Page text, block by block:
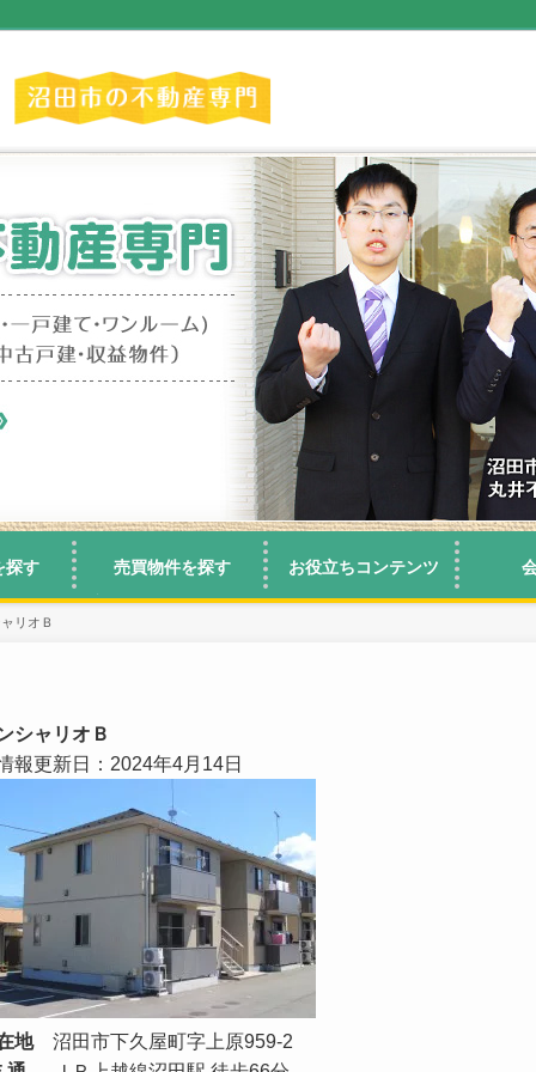
探す 売買物件を探す お役立ちコンテンツ
リオＢ
シャリオＢ
報更新日：2024年4月14日
地
沼田市下久屋町字上原959-2